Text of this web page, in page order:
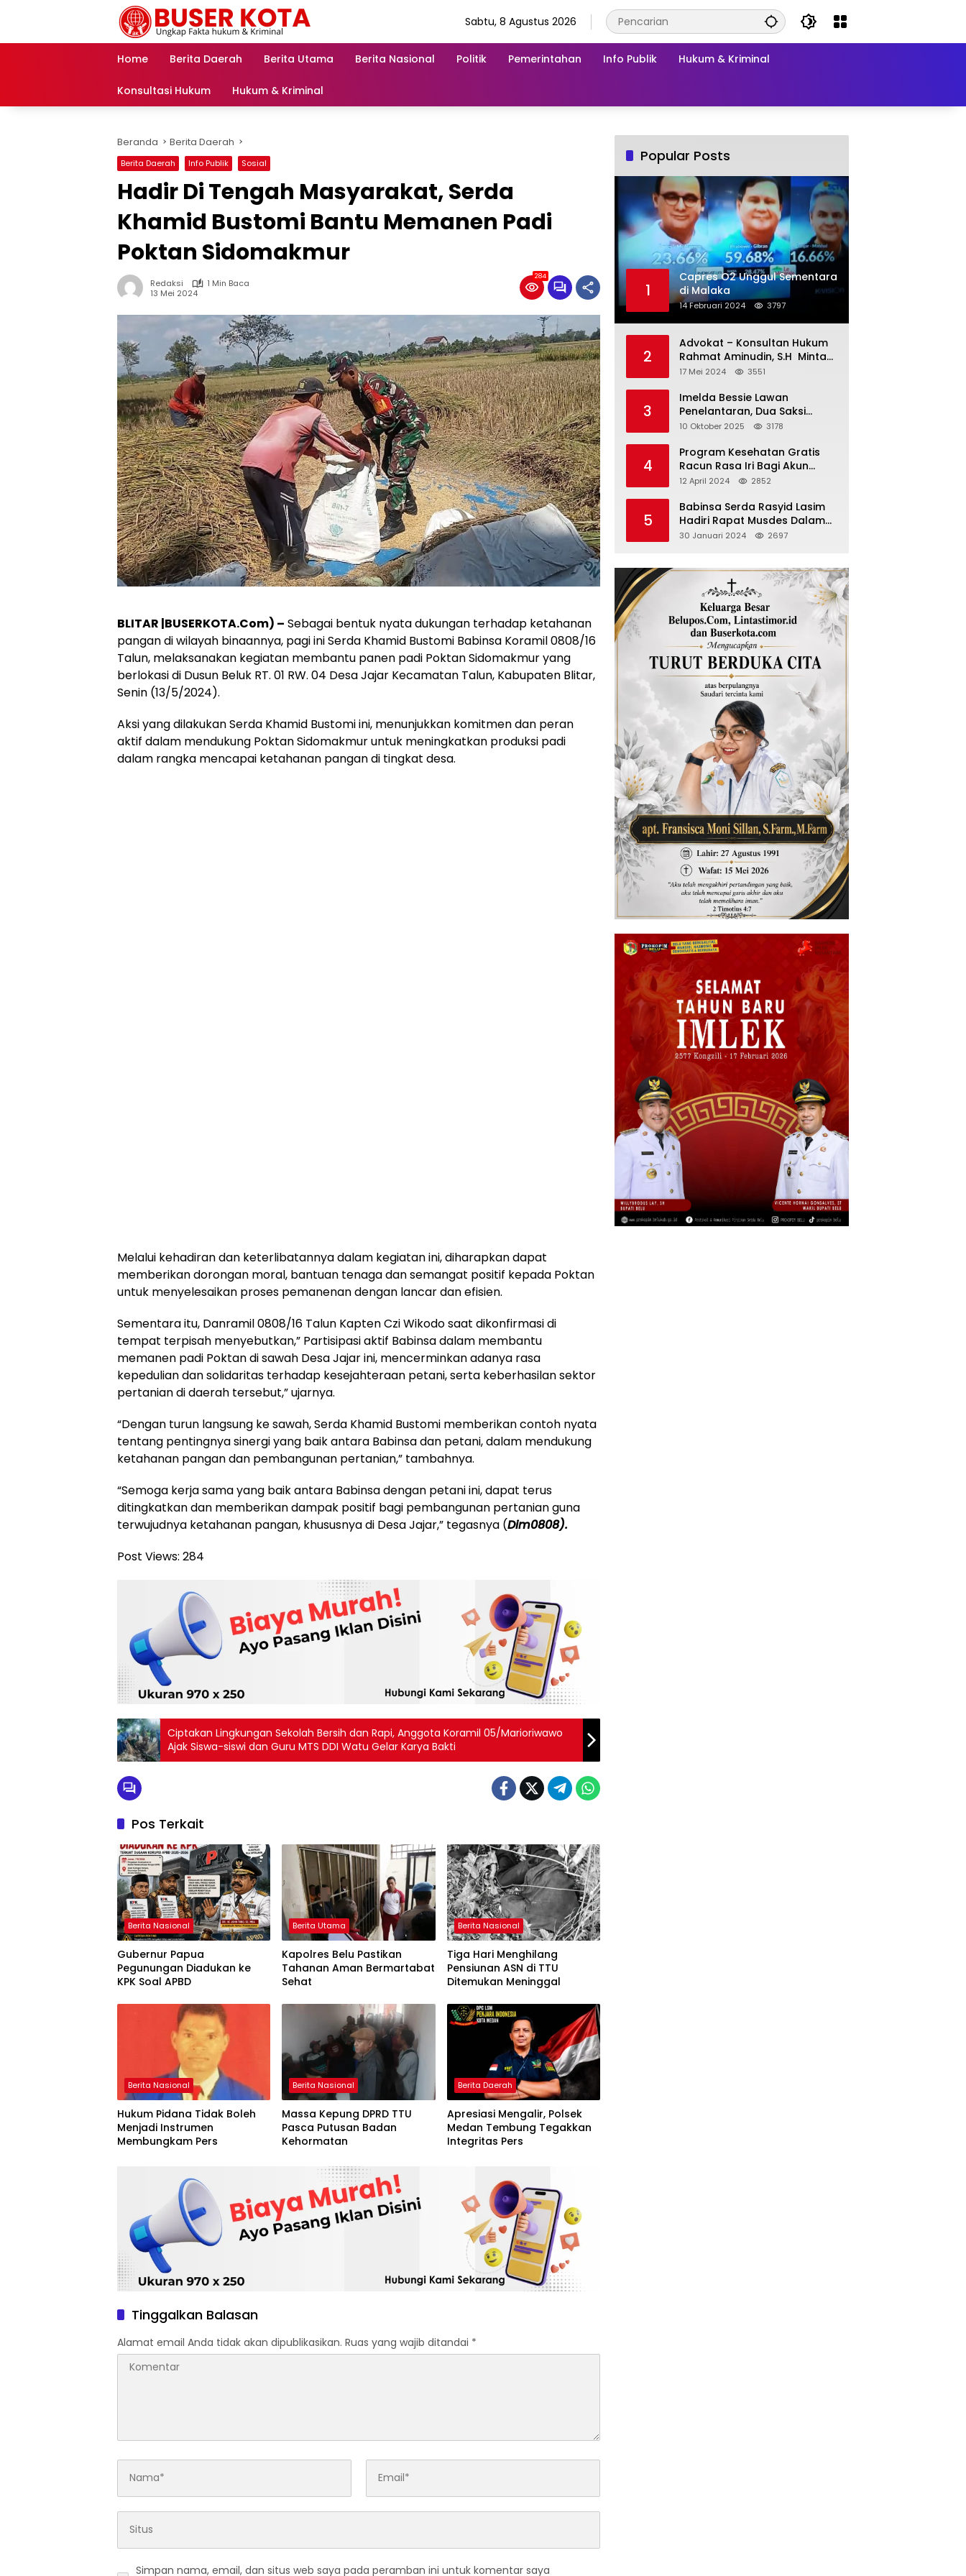
Sabtu, 8 Agustus 2026
Home Berita Daerah Berita Utama Berita Nasional Politik Pemerintahan Info Publik Hukum & Kriminal
Konsultasi Hukum Hukum & Kriminal
Beranda Berita Daerah
Berita Daerah Info Publik Sosial
Hadir Di Tengah Masyarakat, Serda
Khamid Bustomi Bantu Memanen Padi
Poktan Sidomakmur
Redaksi
1 Min Baca
13 Mei 2024
284
BLITAR |BUSERKOTA.Com) – Sebagai bentuk nyata dukungan terhadap ketahanan
pangan di wilayah binaannya, pagi ini Serda Khamid Bustomi Babinsa Koramil 0808/16
Talun, melaksanakan kegiatan membantu panen padi Poktan Sidomakmur yang
berlokasi di Dusun Beluk RT. 01 RW. 04 Desa Jajar Kecamatan Talun, Kabupaten Blitar,
Senin (13/5/2024).
Aksi yang dilakukan Serda Khamid Bustomi ini, menunjukkan komitmen dan peran
aktif dalam mendukung Poktan Sidomakmur untuk meningkatkan produksi padi
dalam rangka mencapai ketahanan pangan di tingkat desa.
Melalui kehadiran dan keterlibatannya dalam kegiatan ini, diharapkan dapat
memberikan dorongan moral, bantuan tenaga dan semangat positif kepada Poktan
untuk menyelesaikan proses pemanenan dengan lancar dan efisien.
Sementara itu, Danramil 0808/16 Talun Kapten Czi Wikodo saat dikonfirmasi di
tempat terpisah menyebutkan,” Partisipasi aktif Babinsa dalam membantu
memanen padi Poktan di sawah Desa Jajar ini, mencerminkan adanya rasa
kepedulian dan solidaritas terhadap kesejahteraan petani, serta keberhasilan sektor
pertanian di daerah tersebut,” ujarnya.
“Dengan turun langsung ke sawah, Serda Khamid Bustomi memberikan contoh nyata
tentang pentingnya sinergi yang baik antara Babinsa dan petani, dalam mendukung
ketahanan pangan dan pembangunan pertanian,” tambahnya.
“Semoga kerja sama yang baik antara Babinsa dengan petani ini, dapat terus
ditingkatkan dan memberikan dampak positif bagi pembangunan pertanian guna
terwujudnya ketahanan pangan, khususnya di Desa Jajar,” tegasnya (Dim0808).
Post Views: 284
Ciptakan Lingkungan Sekolah Bersih dan Rapi, Anggota Koramil 05/Marioriwawo
Ajak Siswa-siswi dan Guru MTS DDI Watu Gelar Karya Bakti
Pos Terkait
Berita Nasional
Gubernur Papua
Pegunungan Diadukan ke
KPK Soal APBD
Berita Utama
Kapolres Belu Pastikan
Tahanan Aman Bermartabat
Sehat
Berita Nasional
Tiga Hari Menghilang
Pensiunan ASN di TTU
Ditemukan Meninggal
Berita Nasional
Hukum Pidana Tidak Boleh
Menjadi Instrumen
Membungkam Pers
Berita Nasional
Massa Kepung DPRD TTU
Pasca Putusan Badan
Kehormatan
Berita Daerah
Apresiasi Mengalir, Polsek
Medan Tembung Tegakkan
Integritas Pers
Tinggalkan Balasan
Alamat email Anda tidak akan dipublikasikan. Ruas yang wajib ditandai *
Simpan nama, email, dan situs web saya pada peramban ini untuk komentar saya
Popular Posts
1
Capres O2 Unggul Sementara
di Malaka
14 Februari 2024 3797
2
Advokat – Konsultan Hukum
Rahmat Aminudin, S.H Minta
“Polisi Segara Tuntaskan
17 Mei 2024 3551
3
Imelda Bessie Lawan
Penelantaran, Dua Saksi
Diperiksa
10 Oktober 2025 3178
4
Program Kesehatan Gratis
Racun Rasa Iri Bagi Akun
Palsu Medsos
12 April 2024 2852
5
Babinsa Serda Rasyid Lasim
Hadiri Rapat Musdes Dalam
Pebahasan RAPBDES Bereliku
30 Januari 2024 2697